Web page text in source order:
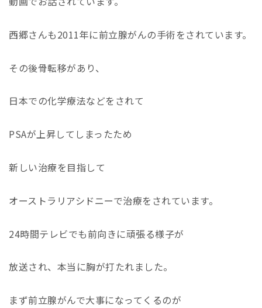
西郷さんも2011年に前立腺がんの手術をされています。
その後骨転移があり、
日本での化学療法などをされて
PSAが上昇してしまったため
新しい治療を目指して
オーストラリアシドニーで治療をされています。
24時間テレビでも前向きに頑張る様子が
放送され、本当に胸が打たれました。
まず前立腺がんで大事になってくるのが